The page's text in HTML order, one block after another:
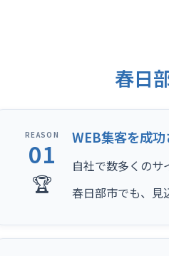
春日
REASON
01
🏆
WEB集客を成
自社で数多くのサ
春日部市でも、見